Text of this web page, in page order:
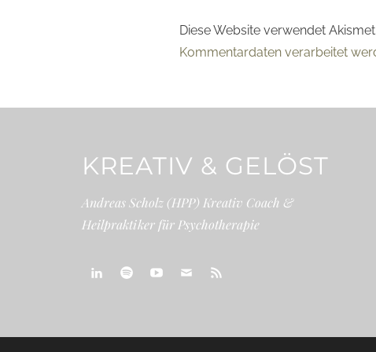
Diese Website verwendet
Kommentardaten verarbeitet
KREATIV & GELÖST
Andreas Scholz (HPP) Kreativ Coach &
Heilpraktiker für Psychotherapie